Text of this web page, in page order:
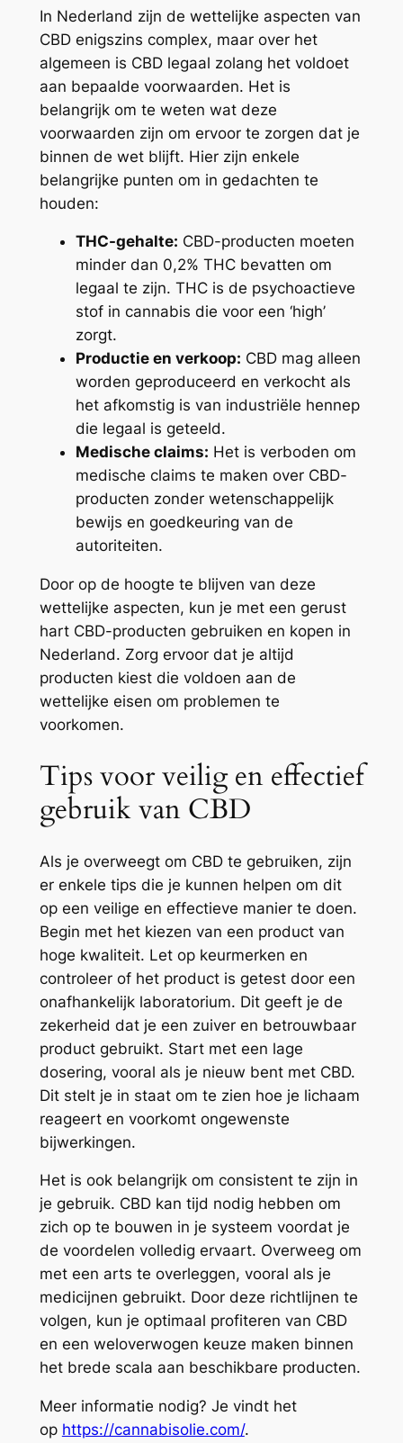
In Nederland zijn de wettelijke aspecten van
CBD enigszins complex, maar over het
algemeen is CBD legaal zolang het voldoet
aan bepaalde voorwaarden. Het is
belangrijk om te weten wat deze
voorwaarden zijn om ervoor te zorgen dat je
binnen de wet blijft. Hier zijn enkele
belangrijke punten om in gedachten te
houden:
THC-gehalte: CBD-producten moeten
minder dan 0,2% THC bevatten om
legaal te zijn. THC is de psychoactieve
stof in cannabis die voor een ‘high’
zorgt.
Productie en verkoop: CBD mag alleen
worden geproduceerd en verkocht als
het afkomstig is van industriële hennep
die legaal is geteeld.
Medische claims: Het is verboden om
medische claims te maken over CBD-
producten zonder wetenschappelijk
bewijs en goedkeuring van de
autoriteiten.
Door op de hoogte te blijven van deze
wettelijke aspecten, kun je met een gerust
hart CBD-producten gebruiken en kopen in
Nederland. Zorg ervoor dat je altijd
producten kiest die voldoen aan de
wettelijke eisen om problemen te
voorkomen.
Tips voor veilig en effectief
gebruik van CBD
Als je overweegt om CBD te gebruiken, zijn
er enkele tips die je kunnen helpen om dit
op een veilige en effectieve manier te doen.
Begin met het kiezen van een product van
hoge kwaliteit. Let op keurmerken en
controleer of het product is getest door een
onafhankelijk laboratorium. Dit geeft je de
zekerheid dat je een zuiver en betrouwbaar
product gebruikt. Start met een lage
dosering, vooral als je nieuw bent met CBD.
Dit stelt je in staat om te zien hoe je lichaam
reageert en voorkomt ongewenste
bijwerkingen.
Het is ook belangrijk om consistent te zijn in
je gebruik. CBD kan tijd nodig hebben om
zich op te bouwen in je systeem voordat je
de voordelen volledig ervaart. Overweeg om
met een arts te overleggen, vooral als je
medicijnen gebruikt. Door deze richtlijnen te
volgen, kun je optimaal profiteren van CBD
en een weloverwogen keuze maken binnen
het brede scala aan beschikbare producten.
Meer informatie nodig? Je vindt het
op https://cannabisolie.com/.